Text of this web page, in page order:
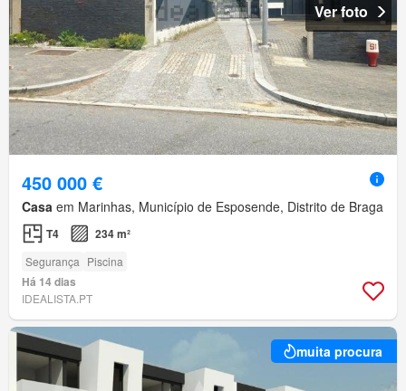
Ver foto
450 000 €
Casa em Marinhas, Município de Esposende, Distrito de Braga
T4 234 m²
Segurança Piscina
Há 14 dias
IDEALISTA.PT
muita procura